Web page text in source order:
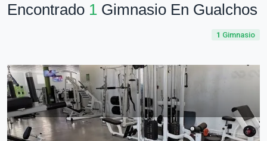
Encontrado 1 Gimnasio En Gualchos
1 Gimnasio